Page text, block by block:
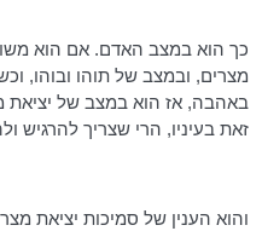
כך הוא במצב האדם. אם הוא
מצרים, ובמצב של תוהו ובוהו,
באהבה, אז הוא במצב של
זאת בעיניו, הרי שצריך להרגיש
והוא הענין של סמיכות יציאת